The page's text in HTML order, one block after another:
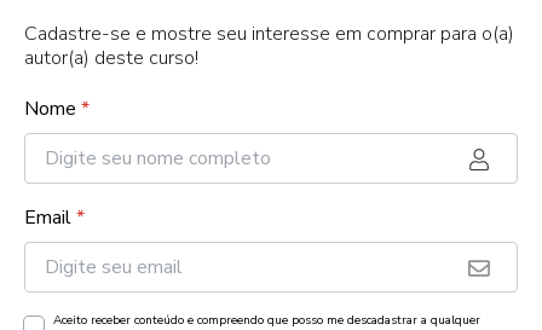
Cadastre-se e mostre seu interesse em comprar para o(a)
autor(a) deste curso!
Nome *
Email*
Aceito receber conteúdo e compreendo que posso me descadastrar a qualquer